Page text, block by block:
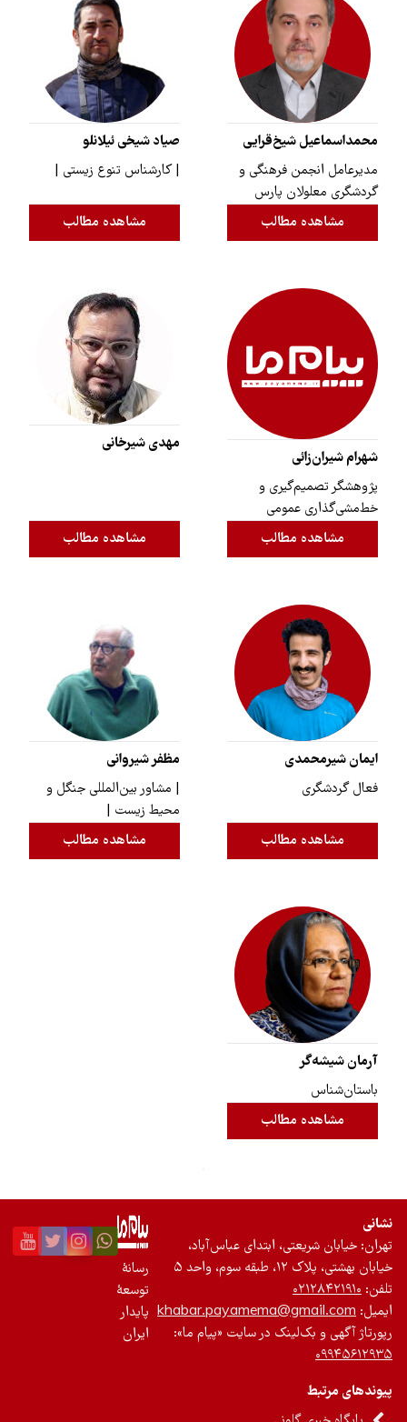
محمداسماعیل شیخ‌قرایی
مدیرعامل انجمن فرهنگی و
گردشگری معلولان پارس
مشاهده مطالب
صیاد شیخی ئیلانلو
| کارشناس تنوع زیستی |
مشاهده مطالب
شهرام شیران‌زائی
پژوهشگر تصمیم‌گیری و
خط‌مشی‌گذاری عمومی
مشاهده مطالب
مهدی شیرخانی
مشاهده مطالب
ایمان شیرمحمدی
فعال گردشگری
مشاهده مطالب
مظفر شیروانی
| مشاور بین‌المللی جنگل و
محیط زیست |
مشاهده مطالب
آرمان شیشه‌گر
باستان‌شناس
مشاهده مطالب
نشانی
تهران: خیابان شریعتی، ابتدای عباس‌آباد،
خیابان بهشتی، پلاک ۱۲، طبقه سوم، واحد ۵
تلفن: ۰۲۱۲۸۴۲۱۹۱۰
ایمیل: khabar.payamema@gmail.com
رپورتاژ آگهی و بک‌لینک در سایت «پیام ما»:
۰۹۹۴۵۶۱۲۹۳۵
پیوندهای مرتبط
رسانۀ
توسعۀ
پایدار
ایران